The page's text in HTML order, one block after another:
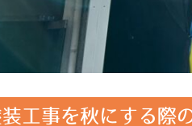
工事を秋にする際